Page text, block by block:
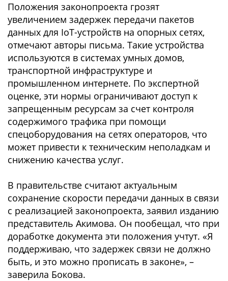
Положения законопроекта грозят
увеличением задержек передачи пакетов
данных для IoT-устройств на опорных сетях,
отмечают авторы письма. Такие устройства
используются в системах умных домов,
транспортной инфраструктуре и
промышленном интернете. По экспертной
оценке, эти нормы ограничивают доступ к
запрещенным ресурсам за счет контроля
содержимого трафика при помощи
спецоборудования на сетях операторов, что
может привести к техническим неполадкам и
снижению качества услуг.
В правительстве считают актуальным
сохранение скорости передачи данных в связи
с реализацией законопроекта, заявил изданию
представитель Акимова. Он пообещал, что при
доработке документа эти положения учтут. «Я
поддерживаю, что задержек связи не должно
быть, и это можно прописать в законе», –
заверила Бокова.